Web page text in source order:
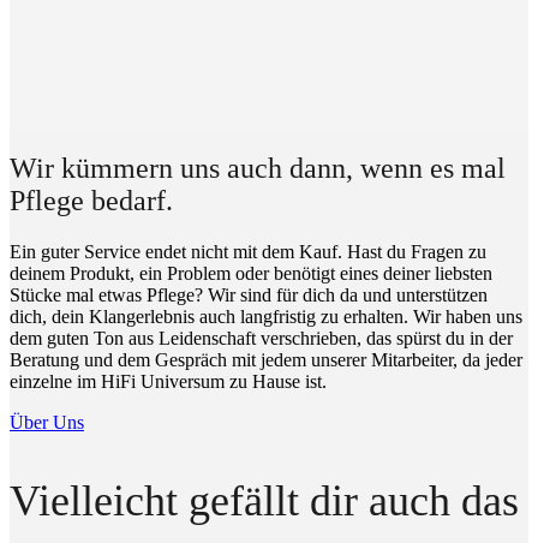
Wir kümmern uns auch dann, wenn es mal
Pflege bedarf.
Ein guter Service endet nicht mit dem Kauf. Hast du Fragen zu
deinem Produkt, ein Problem oder benötigt eines deiner liebsten
Stücke mal etwas Pflege? Wir sind für dich da und unterstützen
dich, dein Klangerlebnis auch langfristig zu erhalten. Wir haben uns
dem guten Ton aus Leidenschaft verschrieben, das spürst du in der
Beratung und dem Gespräch mit jedem unserer Mitarbeiter, da jeder
einzelne im HiFi Universum zu Hause ist.
Über Uns
Vielleicht gefällt dir auch das